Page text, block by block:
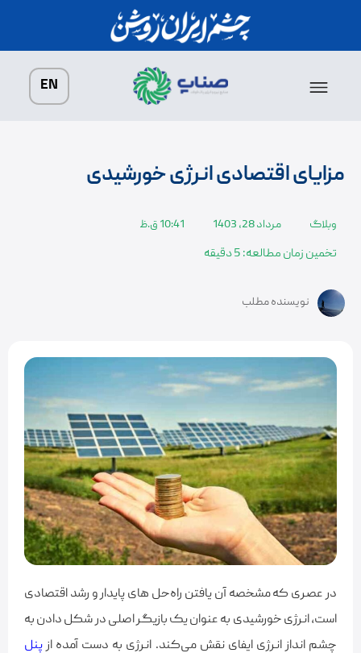
EN
مزایای اقتصادی انرژی خورشیدی
وبلاگ مرداد 28, 1403 10:41 ق.ظ
تخمین زمان مطالعه: 5 دقیقه
نویسنده مطلب
در عصری که مشخصه‌ آن یافتن راه‌حل های پایدار و رشد اقتصادی
است، انرژی خورشیدی به عنوان یک بازیگر اصلی در شکل دادن به
چشم انداز انرژی ایفای نقش می‌کند. انرژی به دست آمده ازپنل